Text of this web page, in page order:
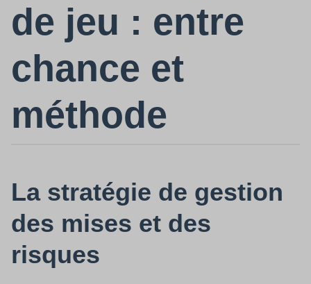
de jeu : entre
chance et
méthode
La stratégie de gestion
des mises et des
risques